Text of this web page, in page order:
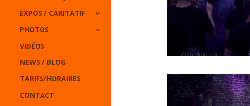
EXPOS / CARITATIF
PHOTOS
VIDÉOS
NEWS / BLOG
TARIFS/HORAIRES
CONTACT